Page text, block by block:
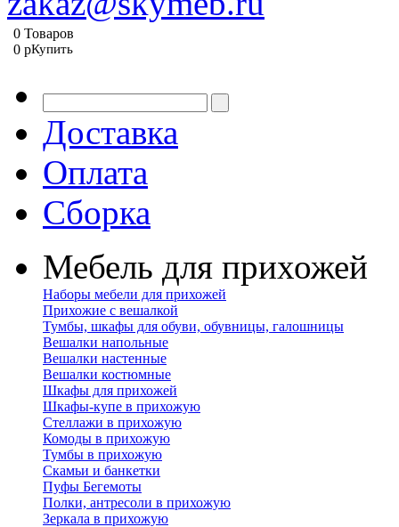
0 Товаров
0 pКупить
Доставка
Оплата
Сборка
Мебель для прихожей
Наборы мебели для прихожей
Прихожие с вешалкой
Тумбы, шкафы для обуви, обувницы, галошницы
Вешалки напольные
Вешалки настенные
Вешалки костюмные
Шкафы для прихожей
Шкафы-купе в прихожую
Стеллажи в прихожую
Комоды в прихожую
Тумбы в прихожую
Скамьи и банкетки
Пуфы Бегемоты
Полки, антресоли в прихожую
Зеркала в прихожую